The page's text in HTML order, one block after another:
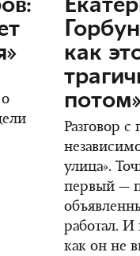
как
Разговор
улица».
первый —
работал. И
как он не